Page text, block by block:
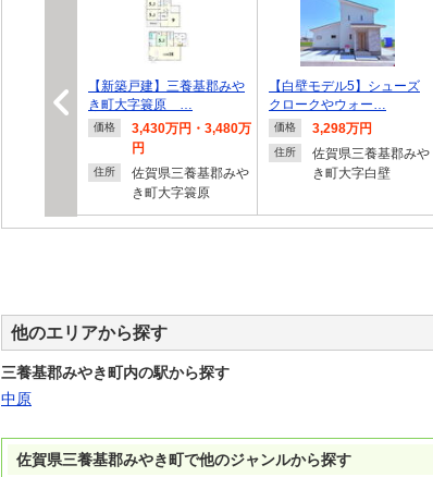
【新築戸建】三養基郡みや
き町大字簑原 …
価格
3,430万円・3,480万
円
住所
佐賀県三養基郡みや
き町大字簑原
【白壁モデル5】シューズ
クロークやウォー…
価格 3,298万円
住所
佐賀県三養基郡みや
き町大字白壁
他のエリアから探す
三養基郡みやき町内の駅から探す
中原
佐賀県三養基郡みやき町で他のジャンルから探す